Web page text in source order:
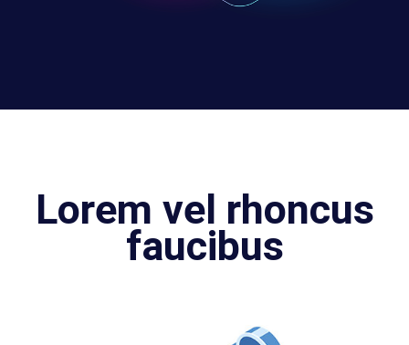
Lorem vel rhoncus
faucibus